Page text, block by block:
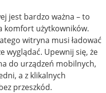
jest bardzo ważna – to
komfort użytkowników.
witryna musi ładować
wyglądać. Upewnij się, że
do urządzeń mobilnych,
a z klikalnych
przeszkód.